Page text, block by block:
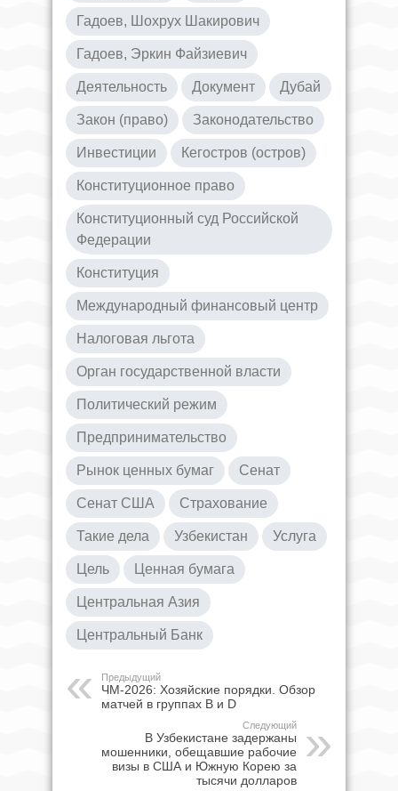
Гадоев, Шохрух Шакирович
Гадоев, Эркин Файзиевич
Деятельность Документ Дубай
Закон (право) Законодательство
Инвестиции Кегостров (остров)
Конституционное право
Конституционный суд Российской
Федерации
Конституция
Международный финансовый центр
Налоговая льгота
Орган государственной власти
Политический режим
Предпринимательство
Рынок ценных бумаг Сенат
Сенат США Страхование
Такие дела Узбекистан Услуга
Цель Ценная бумага
Центральная Азия
Центральный Банк
Предыдущий
ЧМ-2026: Хозяйские порядки. Обзор
матчей в группах В и D
Следующий
В Узбекистане задержаны
мошенники, обещавшие рабочие
визы в США и Южную Корею за
тысячи долларов